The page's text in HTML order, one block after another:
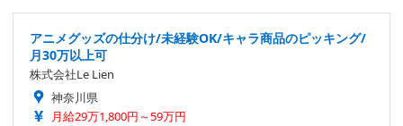
アニメグッズの仕分け/未経験OK/キャラ商品のピッキング/
月30万以上可
株式会社Le Lien
神奈川県
月給29万1,800円～59万円